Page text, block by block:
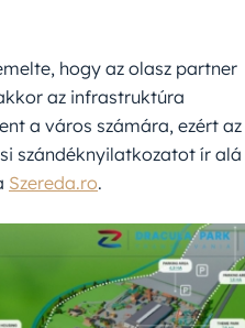
hogy az olasz partner
az infrastruktúra
a város számára, ezért az
szándéknyilatkozatot ír alá
Szereda.ro.